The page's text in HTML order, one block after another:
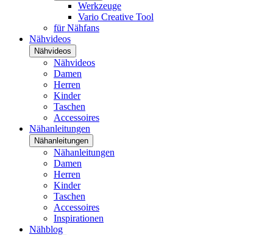
Werkzeuge
Vario Creative Tool
für Nähfans
Nähvideos
Nähvideos
Nähvideos
Damen
Herren
Kinder
Taschen
Accessoires
Nähanleitungen
Nähanleitungen
Nähanleitungen
Damen
Herren
Kinder
Taschen
Accessoires
Inspirationen
Nähblog